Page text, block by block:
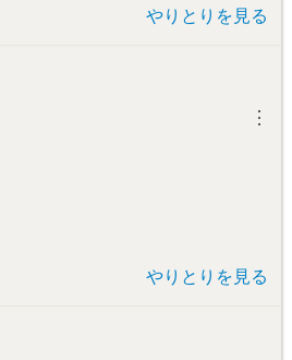
やりとりを見る
︙
やりとりを見る